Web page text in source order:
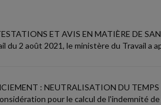
ET AVIS EN MATIÈRE DE
du 2 août 2021, le ministère du Travail
: NEUTRALISATION DU
pour le calcul de l'indemnité